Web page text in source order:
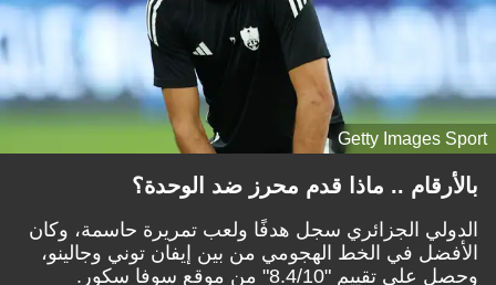
Getty Images Sport
بالأرقام .. ماذا قدم محرز ضد الوحدة؟
الدولي الجزائري سجل هدفًا ولعب تمريرة حاسمة، وكان
الأفضل في الخط الهجومي من بين إيفان توني وجالينو،
وحصل على تقييم "8.4/10" من موقع سوفا سكور.